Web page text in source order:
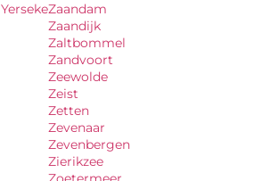
YersekeZaandam
Zaandijk
Zaltbommel
Zandvoort
Zeewolde
Zeist
Zetten
Zevenaar
Zevenbergen
Zierikzee